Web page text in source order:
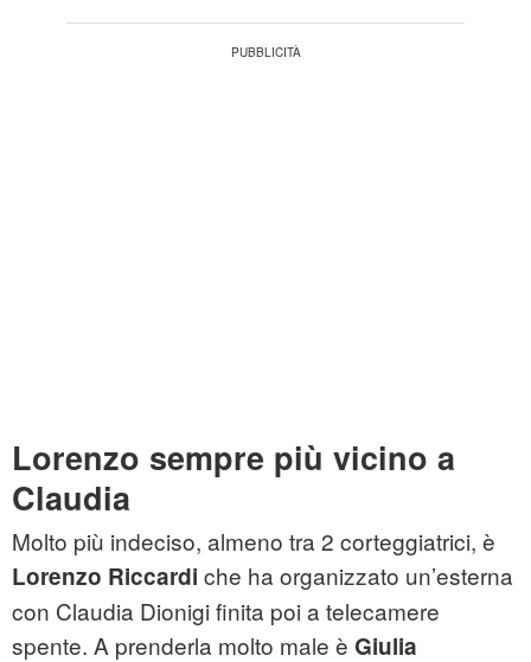
Lorenzo sempre più vicino a
Claudia
Molto più indeciso, almeno tra 2 corteggiatrici, è
Lorenzo Riccardi che ha organizzato un’esterna
con Claudia Dionigi finita poi a telecamere
spente. A prenderla molto male è Giulia